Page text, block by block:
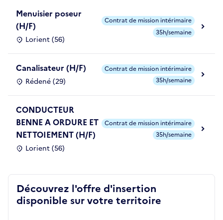
Menuisier poseur
(H/F)
Lorient (56)
Contrat de mission intérimaire
35h/semaine
Canalisateur (H/F)
Rédené (29)
Contrat de mission intérimaire
35h/semaine
CONDUCTEUR
BENNE A ORDURE ET
NETTOIEMENT (H/F)
Lorient (56)
Contrat de mission intérimaire
35h/semaine
Découvrez l'offre d'insertion
disponible sur votre territoire